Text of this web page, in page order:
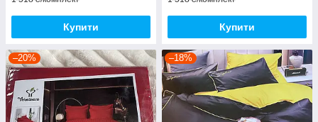
Купити Купити
–20% –18%